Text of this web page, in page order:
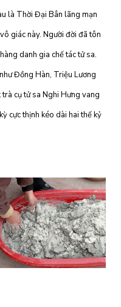
là Thời Đại Bân lãng mạn
giác này. Người đời đã tôn
danh gia chế tác tử sa.
Đồng Hàn, Triệu Lương
cụ tử sa Nghi Hưng vang
cực thịnh kéo dài hai thế kỷ